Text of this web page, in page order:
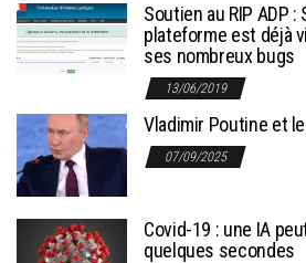
Soutien au RIP ADP
plateforme est déjà
ses nombreux bugs
13/06/2019
Vladimir Poutine et
07/09/2025
Covid-19 : une IA
quelques secondes